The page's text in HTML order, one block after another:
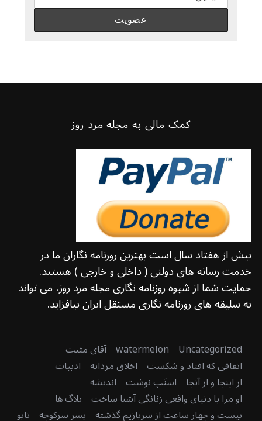
کمک مالی به مجله مرد روز
بیش از هفتاد سال است بهترین روزنامه نگاران ما در
خدمت رسانه های دولتی ( داخلی و خارجی ) هستند.
حمایت شما از شیوه روزنامه نگاری مجله مرد روز، می تواند
به سلیقه های روزنامه نگاری مستقل ایران بیافزاید.
Uncategorized
watermelon آقای مثبت
اتفاقی که افتاد و شکست اخلاق مردانه ادبیات
از اینجا و از آنجا اسنَپ نوشت اندیشه
او مرا با دنیای واقعی زنانگی آشنا ساخت بلاگ ها
بیست و چهار ساعت از سربازیم گذشته پسر سرکوچه تابو